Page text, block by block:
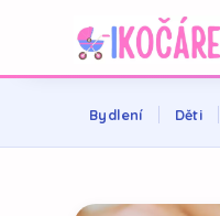
Bydlení Děti